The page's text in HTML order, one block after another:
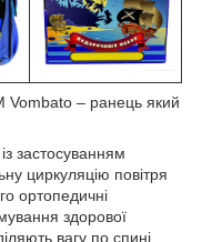
Vombato – ранець який
застосуванням
циркуляцію повітря
ортопедичні
здорової
вагу по спині.